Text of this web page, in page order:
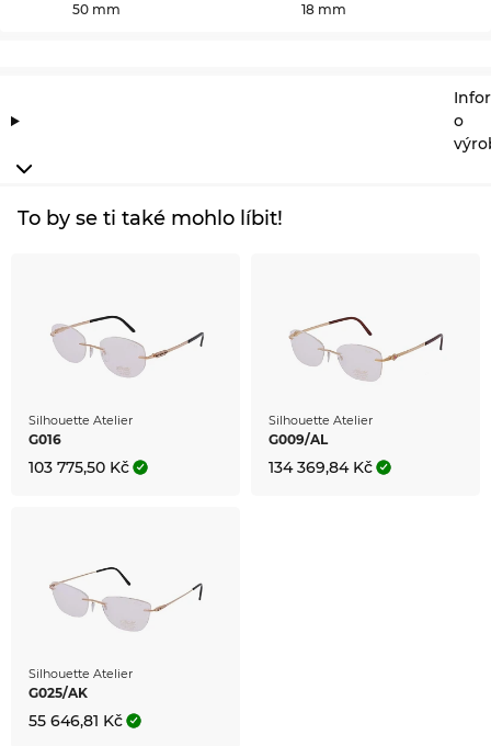
50 mm
18 mm
o
To by se ti také mohlo líbit!
Silhouette Atelier
G016
103 775,50 Kč
Silhouette Atelier
G009/AL
134 369,84 Kč
Silhouette Atelier
G025/AK
55 646,81 Kč